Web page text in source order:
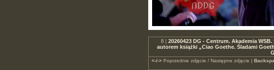
8 | 20260423 DG - Centrum. Akademia
autorem książki „Ciao Goethe. Śladami
<-/->Poprzednie zdjęcie / Następne zdjęcie |